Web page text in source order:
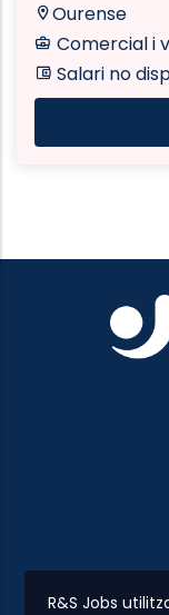
R&S Jobs
Ourense
Comercial i
Salari no